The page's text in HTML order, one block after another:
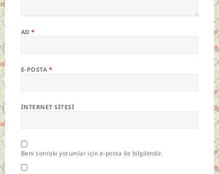
AD*
E-POSTA *
İNTERNET SITESI
Beni sonraki yorumlar için e-posta ile bilgilendir.